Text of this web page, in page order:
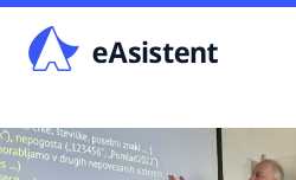
Skip
content